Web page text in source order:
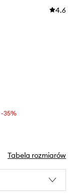
4.6
-35%
Tabela rozmiarów